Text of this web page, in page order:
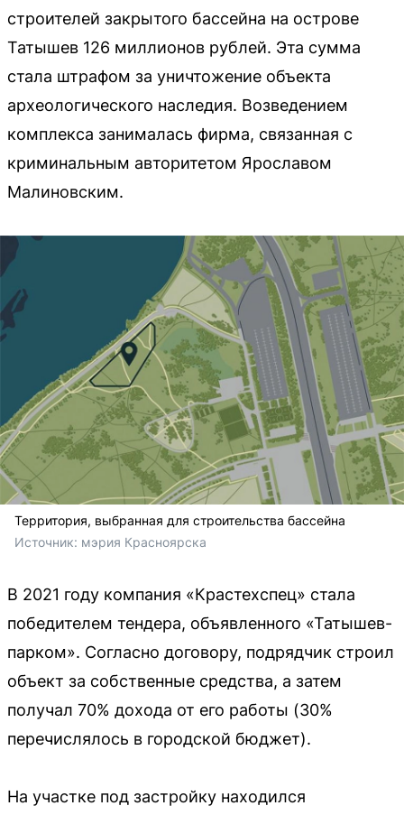
строителей закрытого бассейна на острове
Татышев 126 миллионов рублей. Эта сумма
стала штрафом за уничтожение объекта
археологического наследия. Возведением
комплекса занималась фирма, связанная с
криминальным авторитетом Ярославом
Малиновским.
Территория, выбранная для строительства бассейна
Источник: мэрия Красноярска
В 2021 году компания «Крастехспец» стала
победителем тендера, объявленного «Татышев-
парком». Согласно договору, подрядчик строил
объект за собственные средства, а затем
получал 70% дохода от его работы (30%
перечислялось в городской бюджет).
На участке под застройку находился